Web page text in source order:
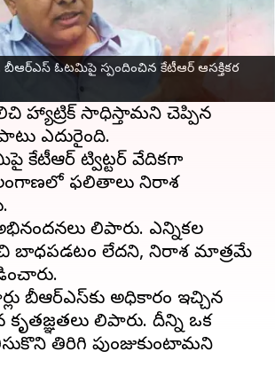
బీఆర్ఎస్ ఓటమిపై స్పందించిన కేటీఆర్ ఆసక్తికర
ఎన్నికల్లోకాంగ్రెస్ పార్టీ విజయం
ఎన్నికల్లో బీఆర్ఎస్
హ్యాట్రిక్‌ సాధిస్తామని చెప్పిన
ఎదురైంది.
కేటీఆర్ ట్విట్టర్ వేదికగా
ఫలితాలు నిరాశ
తెలిపారు. ఎన్నికల
బాధపడటం లేదని, నిరాశ మాత్రమే
బీఆర్‌ఎస్‌కు అధికారం ఇచ్చిన
తెలిపారు. దీన్ని ఒక
తిరిగి పుంజుకుంటామని